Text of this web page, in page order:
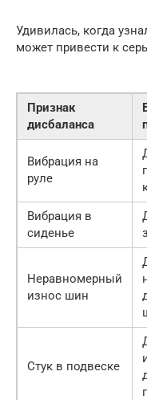
Удивилась, когда
может привести к
Признак
дисбаланса
Вибрация на
руле
Вибрация в
сиденье
Неравномерный
износ шин
Стук в подвеске